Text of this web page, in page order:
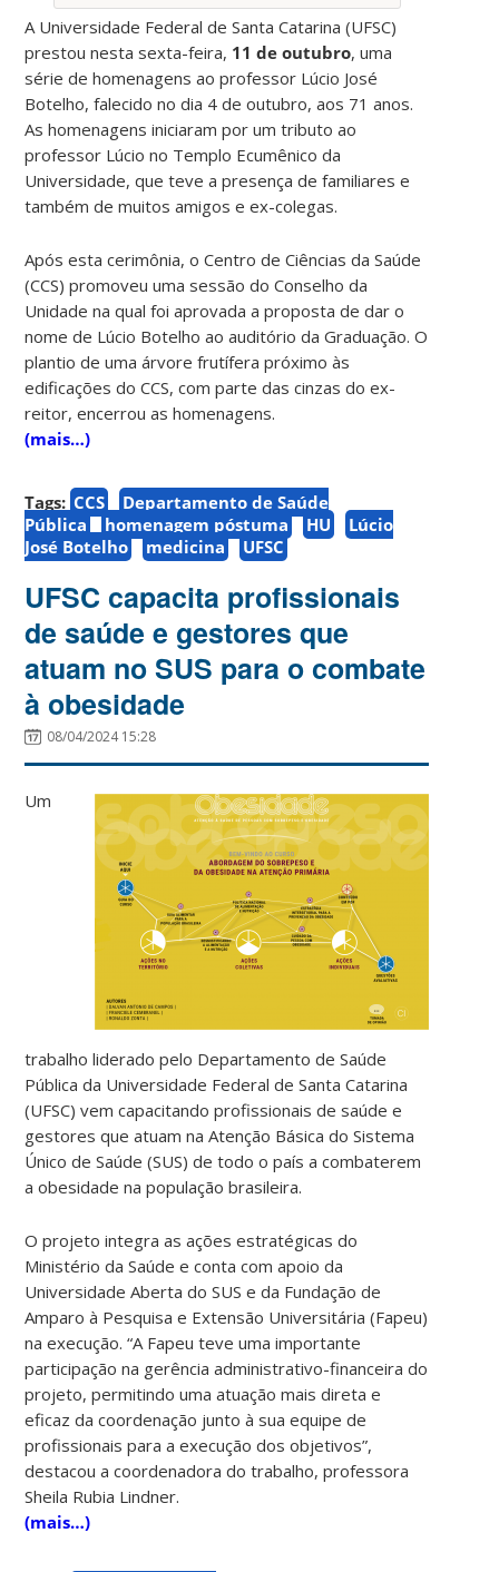
A Universidade Federal de Santa Catarina (UFSC)
prestou nesta sexta-feira, 11 de outubro, uma
série de homenagens ao professor Lúcio José
Botelho, falecido no dia 4 de outubro, aos 71 anos.
As homenagens iniciaram por um tributo ao
professor Lúcio no Templo Ecumênico da
Universidade, que teve a presença de familiares e
também de muitos amigos e ex-colegas.
Após esta cerimônia, o Centro de Ciências da Saúde
(CCS) promoveu uma sessão do Conselho da
Unidade na qual foi aprovada a proposta de dar o
nome de Lúcio Botelho ao auditório da Graduação. O
plantio de uma árvore frutífera próximo às
edificações do CCS, com parte das cinzas do ex-
reitor, encerrou as homenagens.
(mais…)
Tags: CCS
Departamento de Saúde
Pública
homenagem póstuma HU
Lúcio
José Botelho
medicina UFSC
UFSC capacita profissionais
de saúde e gestores que
atuam no SUS para o combate
à obesidade
08/04/2024 15:28
Um
trabalho liderado pelo Departamento de Saúde
Pública da Universidade Federal de Santa Catarina
(UFSC) vem capacitando profissionais de saúde e
gestores que atuam na Atenção Básica do Sistema
Único de Saúde (SUS) de todo o país a combaterem
a obesidade na população brasileira.
O projeto integra as ações estratégicas do
Ministério da Saúde e conta com apoio da
Universidade Aberta do SUS e da Fundação de
Amparo à Pesquisa e Extensão Universitária (Fapeu)
na execução. “A Fapeu teve uma importante
participação na gerência administrativo-financeira do
projeto, permitindo uma atuação mais direta e
eficaz da coordenação junto à sua equipe de
profissionais para a execução dos objetivos”,
destacou a coordenadora do trabalho, professora
Sheila Rubia Lindner.
(mais…)